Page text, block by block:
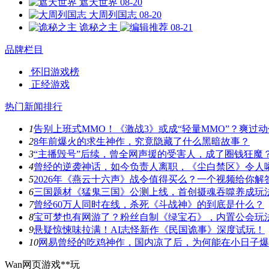
大周列国志 08-20
诡秘之主
08-21
品牌栏目
怀旧游戏榜
正经游戏
热门新闻排行
1告别上班式MMO！《激战3》或成“轻量MMO”？爽过
28年前爆火的求生神作，究竟隐藏了什么黑暗故事？
3“主播毁号”后续，曾全网声援的受害人，成了圈钱狂魔
4曾经的逆袭神话，如今负责人离职，《尘白禁区》令人
52026年《燕云十六声》战令值得买么？一个视频给你解
6三国题材《猛鬼三国》公测上线，首创摄魂吞噬养成玩
7曾经60万人同时在线，杀死《斗战神》的到底是什么？
8宝可梦也有网游了？粉丝自制《绿宝石》，内置公会玩
9悬疑惊悚味拉满！AI志怪新作《民国诡事》深度试玩！
10网易曾经的吃鸡神作，国内凉了后，为何能在小日子
Wan网页游戏**玩